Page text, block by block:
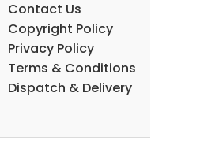
Contact Us
Copyright Policy
Privacy Policy
Terms & Conditions
Dispatch & Delivery